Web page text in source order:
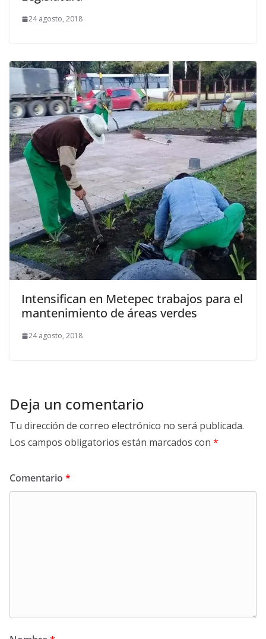
24 agosto, 2018
Intensifican en Metepec trabajos para el
mantenimiento de áreas verdes
24 agosto, 2018
Deja un comentario
Tu dirección de correo electrónico no será publicada.
Los campos obligatorios están marcados con *
Comentario *